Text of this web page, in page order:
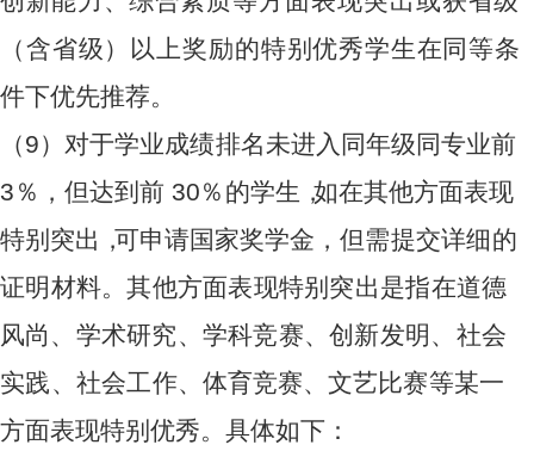
（含省级）以上奖励的特别优秀学生在同等条
件下优先推荐。
（9）对于学业成绩排名未进入同年级同专业前
3 ％ ，但达到前 30％ 的学生 ，如在其他方面表现
特别 突出 ，可申请国家奖学金， 但需提交详细的
证明材料。其他方面表现特别突出是指在道德
风尚、学术研究、学科竞赛、创新发明、社会
实践、社会工作、体育竞赛、文艺比赛等某一
方面表现特别优秀。具体如下 ：